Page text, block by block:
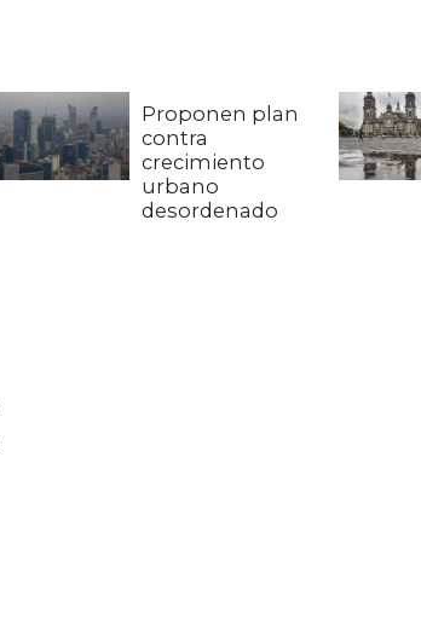
Proponen plan
contra
crecimiento
urbano
desordenado